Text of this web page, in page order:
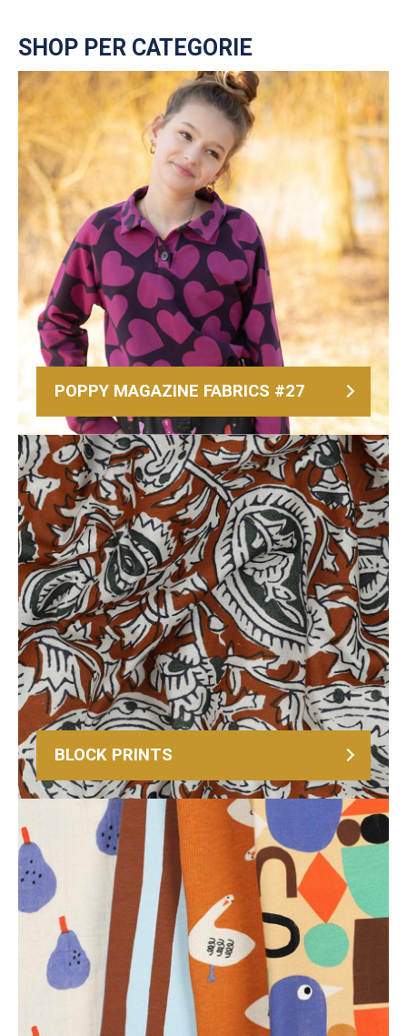
SHOP PER CATEGORIE
POPPY MAGAZINE FABRICS #27
BLOCK PRINTS